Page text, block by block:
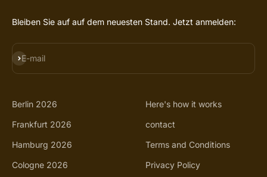
Bleiben Sie auf auf dem neuesten Stand. Jetzt anmelden:
E-mail
SUBSCRIBE
Berlin 2026
Frankfurt 2026
Hamburg 2026
Cologne 2026
Here's how it works
contact
Terms and Conditions
Privacy Policy